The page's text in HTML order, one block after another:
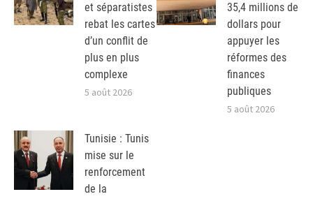
et séparatistes
rebat les cartes
d’un conflit de
plus en plus
complexe
5 août 2026
35,4 millions de
dollars pour
appuyer les
réformes des
finances
publiques
5 août 2026
Tunisie : Tunis
mise sur le
renforcement
de la